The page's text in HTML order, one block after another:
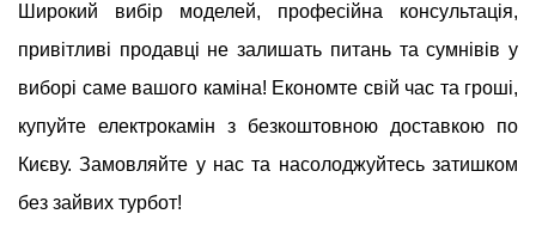
Широкий вибір моделей, професійна консультація,
привітливі продавці не залишать питань та сумнівів у
виборі саме вашого каміна! Економте свій час та гроші,
купуйте електрокамін з безкоштовною доставкою по
Києву. Замовляйте у нас та насолоджуйтесь затишком
без зайвих турбот!